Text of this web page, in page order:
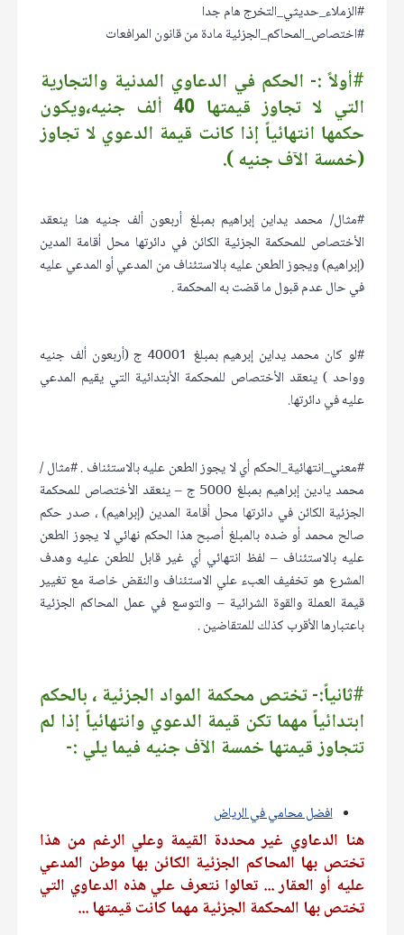
#الزملاء_حديثي_التخرج هام جدا
#اختصاص_المحاكم_الجزئية مادة من قانون المرافعات
#أولاً :- الحكم في الدعاوي المدنية والتجارية
التي لا تجاوز قيمتها 40 ألف جنيه،ويكون
حكمها انتهائياً إذا كانت قيمة الدعوي لا تجاوز
(خمسة الآف جنيه ).
#مثال/ محمد يداين إبراهيم بمبلغ أربعون ألف جنيه هنا ينعقد
الأختصاص للمحكمة الجزئية الكائن في دائرتها محل أقامة المدين
(إبراهيم) ويجوز الطعن عليه بالاستئناف من المدعي أو المدعي عليه
في حال عدم قبول ما قضت به المحكمة .
#لو كان محمد يداين إبرهيم بمبلغ 40001 ج (أربعون ألف جنيه
وواحد ) ينعقد الأختصاص للمحكمة الأبتدائية التي يقيم المدعي
عليه في دائرتها.
#معني_انتهائية_الحكم أي لا يجوز الطعن عليه بالاستئناف . #مثال /
محمد يادين إبراهيم بمبلغ 5000 ج – ينعقد الأختصاص للمحكمة
الجزئية الكائن في دائرتها محل أقامة المدين (إبراهيم) ، صدر حكم
صالح محمد أو ضده بالمبلغ أصبح هذا الحكم نهائي لا يجوز الطعن
عليه بالاستئناف – لفظ انتهائي أي غير قابل للطعن عليه وهدف
المشرع هو تخفيف العبء علي الاستئناف والنقض خاصة مع تغيير
قيمة العملة والقوة الشرائية – والتوسع في عمل المحاكم الجزئية
باعتبارها الأقرب كذلك للمتقاضين .
#ثانياً:- تختص محكمة المواد الجزئية ، بالحكم
ابتدائياً مهما تكن قيمة الدعوي وانتهائياً إذا لم
تتجاوز قيمتها خمسة الآف جنيه فيما يلي :-
افضل محامي في الرياض
هنا الدعاوي غير محددة القيمة وعلي الرغم من هذا
تختص بها المحاكم الجزئية الكائن بها موطن المدعي
عليه أو العقار ... تعالوا نتعرف علي هذه الدعاوي التي
تختص بها المحكمة الجزئية مهما كانت قيمتها ...